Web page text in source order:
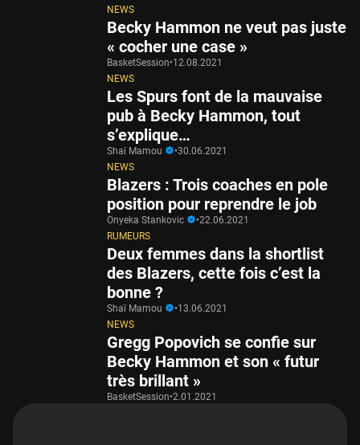
NEWS
Becky Hammon ne veut pas juste
« cocher une case »
BasketSession•12.08.2021
NEWS
Les Spurs font de la mauvaise
pub à Becky Hammon, tout
s’explique…
Shaï Mamou •30.06.2021
NEWS
Blazers : Trois coaches en pole
position pour reprendre le job
Onyeka Stankovic •22.06.2021
RUMEURS
Deux femmes dans la shortlist
des Blazers, cette fois c’est la
bonne ?
Shaï Mamou •13.06.2021
NEWS
Gregg Popovich se confie sur
Becky Hammon et son « futur
très brillant »
BasketSession•2.01.2021